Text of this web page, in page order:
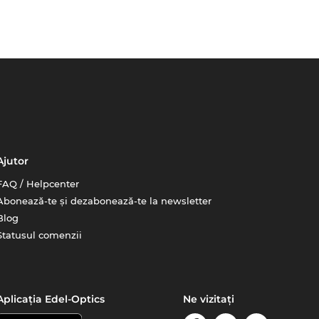
/ Helpcenter
te și dezabonează-te la newsletter
comenzii
Edel-Optics Ne vizitați